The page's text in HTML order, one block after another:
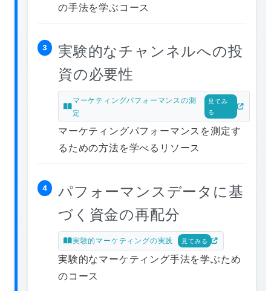
の手法を学ぶコース
3
実験的なチャンネルへの投
資の必要性
マーケティングパフォーマンスの測
定
見てみ
る
マーケティングパフォーマンスを測定す
るための方法を学べるリソース
4
パフォーマンスデータに基
づく資金の再配分
実験的マーケティングの実践 見てみる
実験的なマーケティング手法を学ぶため
のコース